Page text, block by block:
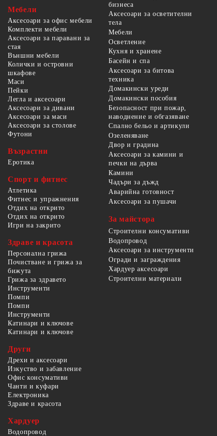
Мебели
Аксесоари за офис мебели
Комплекти мебели
Аксесоари за паравани за
стая
Външни мебели
Колички и островни
шкафове
Маси
Пейки
Легла и аксесоари
Аксесоари за дивани
Аксесоари за маси
Аксесоари за столове
Футони
Възрастни
Еротика
Спорт и фитнес
Атлетика
Фитнес и упражнения
Отдих на открито
Отдих на открито
Игри на закрито
Здраве и красота
Персонална грижа
Почистване и грижа за
бижута
Грижа за здравето
бизнеса
Аксесоари за осветителни
тела
Мебели
Осветление
Кухня и хранене
Басейн и спа
Аксесоари за битова
техника
Домакински уреди
Домакински пособия
Безопасност при пожар,
наводнение и обгазяване
Спално бельо и артикули
Озеленяване
Двор и градина
Аксесоари за камини и
печки на дърва
Камини
Чадъри за дъжд
Аварийна готовност
Аксесоари за пушачи
За майстора
Строителни консумативи
Водопровод
Аксесоари за инструменти
Огради и заграждения
Хардуер аксесоари
Строителни материали
Инструменти
Помпи
Помпи
Инструменти
Катинари и ключове
Катинари и ключове
Други
Дрехи и аксесоари
Изкуство и забавление
Офис консумативи
Чанти и куфари
Електроника
Здраве и красота
Хардуер
Водопровод